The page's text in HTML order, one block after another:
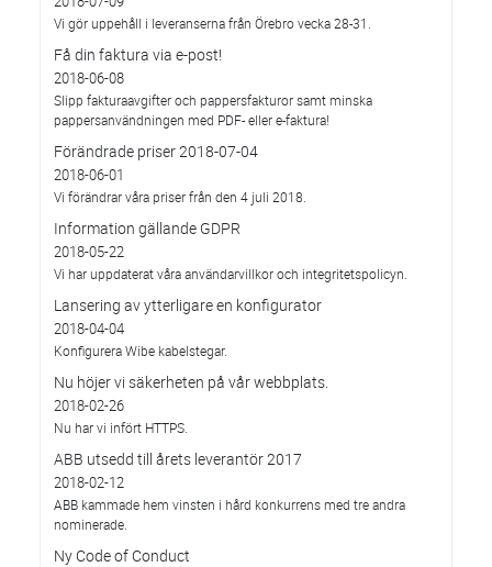
Vi gör uppehåll i leveranserna från Örebro vecka 28-31.
Få din faktura via e-post!
2018-06-08
Slipp fakturaavgifter och pappersfakturor samt minska
pappersanvändningen med PDF- eller e-faktura!
Förändrade priser 2018-07-04
2018-06-01
Vi förändrar våra priser från den 4 juli 2018.
Information gällande GDPR
2018-05-22
Vi har uppdaterat våra användarvillkor och integritetspolicyn.
Lansering av ytterligare en konfigurator
2018-04-04
Konfigurera Wibe kabelstegar.
Nu höjer vi säkerheten på vår webbplats.
2018-02-26
Nu har vi infört HTTPS.
ABB utsedd till årets leverantör 2017
2018-02-12
ABB kammade hem vinsten i hård konkurrens med tre andra
nominerade.
Ny Code of Conduct